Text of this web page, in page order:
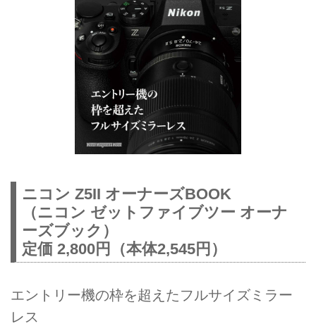
ニコン Z5II オーナーズBOOK
（ニコン ゼットファイブツー オーナ
ーズブック）
定価 2,800円（本体2,545円）
エントリー機の枠を超えたフルサイズミラー
レス